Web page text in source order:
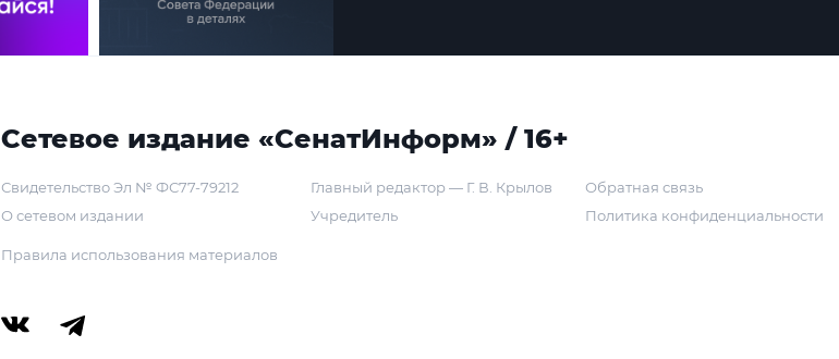
Сетевое издание «СенатИнформ» / 16+
Свидетельство Эл № ФС77-79212
О сетевом издании
Главный редактор — Г. В. Крылов
Учредитель
Обратная связь
Политика конфиденциальности
Правила использования материалов